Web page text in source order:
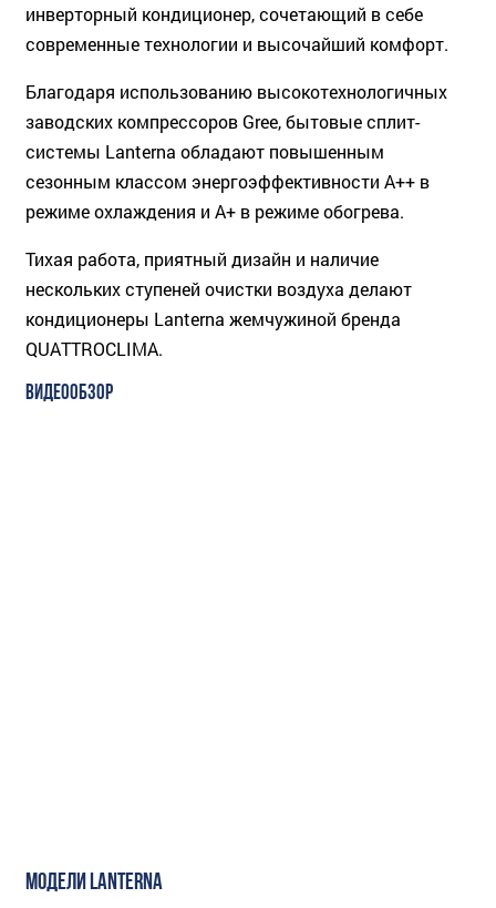
инверторный кондиционер, сочетающий в себе
современные технологии и высочайший комфорт.
Благодаря использованию высокотехнологичных
заводских компрессоров Gree, бытовые сплит-
системы Lanterna обладают повышенным
сезонным классом энергоэффективности A++ в
режиме охлаждения и A+ в режиме обогрева.
Тихая работа, приятный дизайн и наличие
нескольких ступеней очистки воздуха делают
кондиционеры Lanterna жемчужиной бренда
QUATTROCLIMA.
ВИДЕООБЗОР
МОДЕЛИ LANTERNA